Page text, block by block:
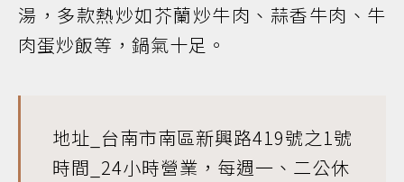
湯，多款熱炒如芥蘭炒牛肉、蒜香牛肉、牛
肉蛋炒飯等，鍋氣十足。
地址_台南市南區新興路419號之1號
時間_24小時營業，每週一、二公休